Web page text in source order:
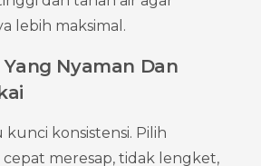
lebih maksimal.
Nyaman Dan
konsistensi. Pilih
meresap, tidak lengket,